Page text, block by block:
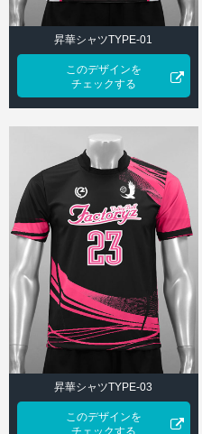
昇華シャツTYPE-01
このデザインを
チェックする
昇華シャツTYPE-03
このデザインを
チェックする